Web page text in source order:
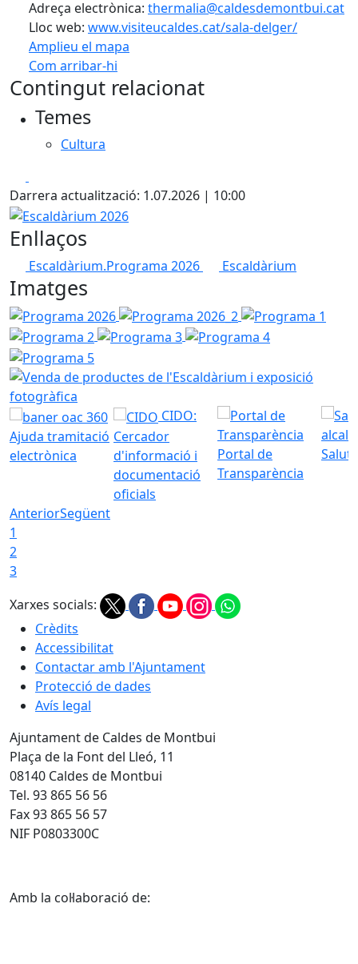
Adreça electrònica: thermalia@caldesdemontbui.cat
Lloc web: www.visiteucaldes.cat/sala-delger/
Amplieu el mapa
Com arribar-hi
+
Contingut relacionat
Temes
Cultura
Darrera actualització: 1.07.2026 | 10:00
Escaldàrium 2026
Enllaços
Escaldàrium.Programa 2026 Escaldàrium
Imatges
Programa 2026 Programa 2026_2 Programa 1
Programa 3
Programa 4
Programa 5
Venda de productes de l'Escaldàrium i
Ajuda tramitació
electrònica
CIDO:
Cercador
d'informació i
documentació
oficials
Portal de
Transparència
AnteriorSegüent
1
2
3
Xarxes socials:
Crèdits
Accessibilitat
Contactar amb l'Ajuntament
Protecció de dades
Avís legal
Ajuntament de Caldes de Montbui
Plaça de la Font del Lleó, 11
08140 Caldes de Montbui
Tel. 93 865 56 56
Fax 93 865 56 57
NIF P0803300C
Amb la col·laboració de: